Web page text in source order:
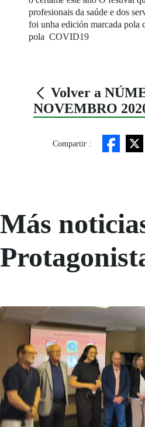
profesionais da saúde e dos
foi unha edición marcada pola
pola COVID19
Volver a
NOVEMBRO
Compartir :
Más